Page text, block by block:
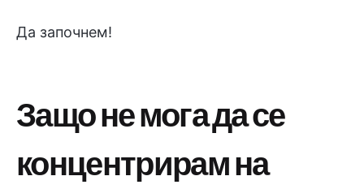
Да започнем!
Защо не мога да се
концентрирам на